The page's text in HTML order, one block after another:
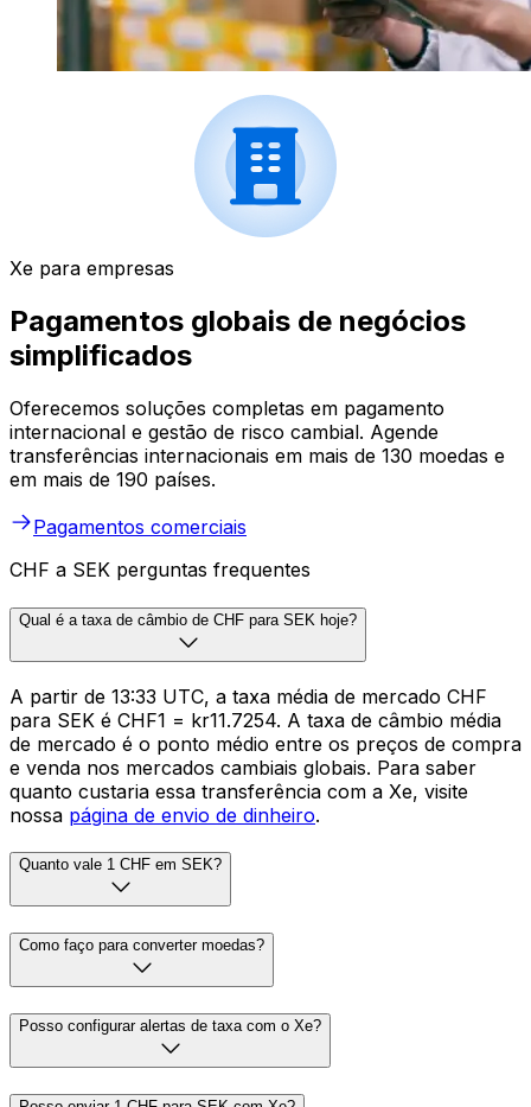
Xe para empresas
Pagamentos globais de negócios
simplificados
Oferecemos soluções completas em pagamento
internacional e gestão de risco cambial. Agende
transferências internacionais em mais de 130 moedas e
em mais de 190 países.
Pagamentos comerciais
CHF a SEK perguntas frequentes
Qual é a taxa de câmbio de CHF para SEK hoje?
A partir de 13:33 UTC, a taxa média de mercado CHF
para SEK é CHF1 = kr11.7254. A taxa de câmbio média
de mercado é o ponto médio entre os preços de compra
e venda nos mercados cambiais globais. Para saber
quanto custaria essa transferência com a Xe, visite
nossa página de envio de dinheiro.
Quanto vale 1 CHF em SEK?
Como faço para converter moedas?
Posso configurar alertas de taxa com o Xe?